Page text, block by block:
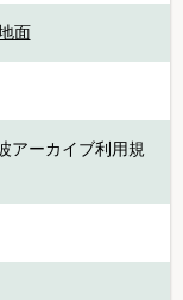
面
アーカイブ利用規